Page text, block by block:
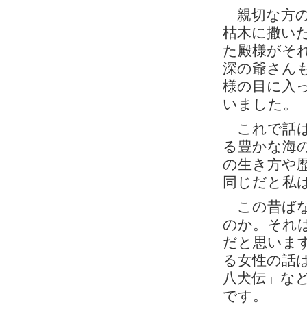
親切な方
枯木に撒い
た殿様がそ
深の爺さん
様の目に入
いました。
これで話
る豊かな海
の生き方や
同じだと私
この昔ば
のか。それ
だと思いま
る女性の話
八犬伝」な
です。